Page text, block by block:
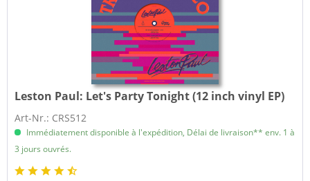
Leston Paul: Let's Party Tonight (12 inch vinyl EP)
Art-Nr.: CRS512
Immédiatement disponible à l'expédition, Délai de livraison** env. 1 à
3 jours ouvrés.